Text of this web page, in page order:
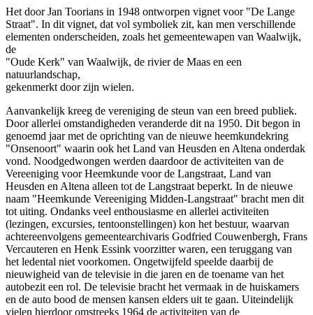
Het door Jan Toorians in 1948 ontworpen vignet voor "De Lange
Straat". In dit vignet, dat vol symboliek zit, kan men verschillende
elementen onderscheiden, zoals het gemeentewapen van Waalwijk,
de
"Oude Kerk" van Waalwijk, de rivier de Maas en een
natuurlandschap,
gekenmerkt door zijn wielen.
Aanvankelijk kreeg de vereniging de steun van een breed publiek.
Door allerlei omstandigheden veranderde dit na 1950. Dit begon in
genoemd jaar met de oprichting van de nieuwe heemkundekring
"Onsenoort" waarin ook het Land van Heusden en Altena onderdak
vond. Noodgedwongen werden daardoor de activiteiten van de
Vereeniging voor Heemkunde voor de Langstraat, Land van
Heusden en Altena alleen tot de Langstraat beperkt. In de nieuwe
naam "Heemkunde Vereeniging Midden-Langstraat" bracht men dit
tot uiting. Ondanks veel enthousiasme en allerlei activiteiten
(lezingen, excursies, tentoonstellingen) kon het bestuur, waarvan
achtereenvolgens gemeentearchivaris Godfried Couwenbergh, Frans
Vercauteren en Henk Essink voorzitter waren, een teruggang van
het ledental niet voorkomen. Ongetwijfeld speelde daarbij de
nieuwigheid van de televisie in die jaren en de toename van het
autobezit een rol. De televisie bracht het vermaak in de huiskamers
en de auto bood de mensen kansen elders uit te gaan. Uiteindelijk
vielen hierdoor omstreeks 1964 de activiteiten van de